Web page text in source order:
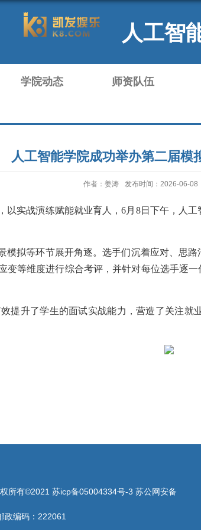
人工智
学院动态 师资队伍
人工智能学院成功举办第二届模
作者：姜涛 发布时间：2026-06-08
以实战演练赋能就业育人，6月 8日下午，人工
模拟等环节展开角逐。选手们沉着应对、思
变等维度进行综合考评，并针对每位选手逐
提升了学生的面试实战能力，营造了关注
所有©2021 苏icp备05004334号-3 苏公网安备
编码：222061